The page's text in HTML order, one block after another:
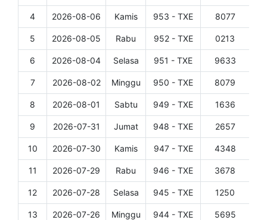
4 2026-08-06 Kamis 953 - TXE 8077
5 2026-08-05 Rabu 952 - TXE 0213
6 2026-08-04 Selasa 951 - TXE 9633
7 2026-08-02 Minggu 950 - TXE 8079
8 2026-08-01 Sabtu 949 - TXE 1636
9 2026-07-31 Jumat 948 - TXE 2657
10 2026-07-30 Kamis 947 - TXE 4348
11 2026-07-29 Rabu 946 - TXE 3678
12 2026-07-28 Selasa 945 - TXE 1250
13 2026-07-26 Minggu 944 - TXE 5695